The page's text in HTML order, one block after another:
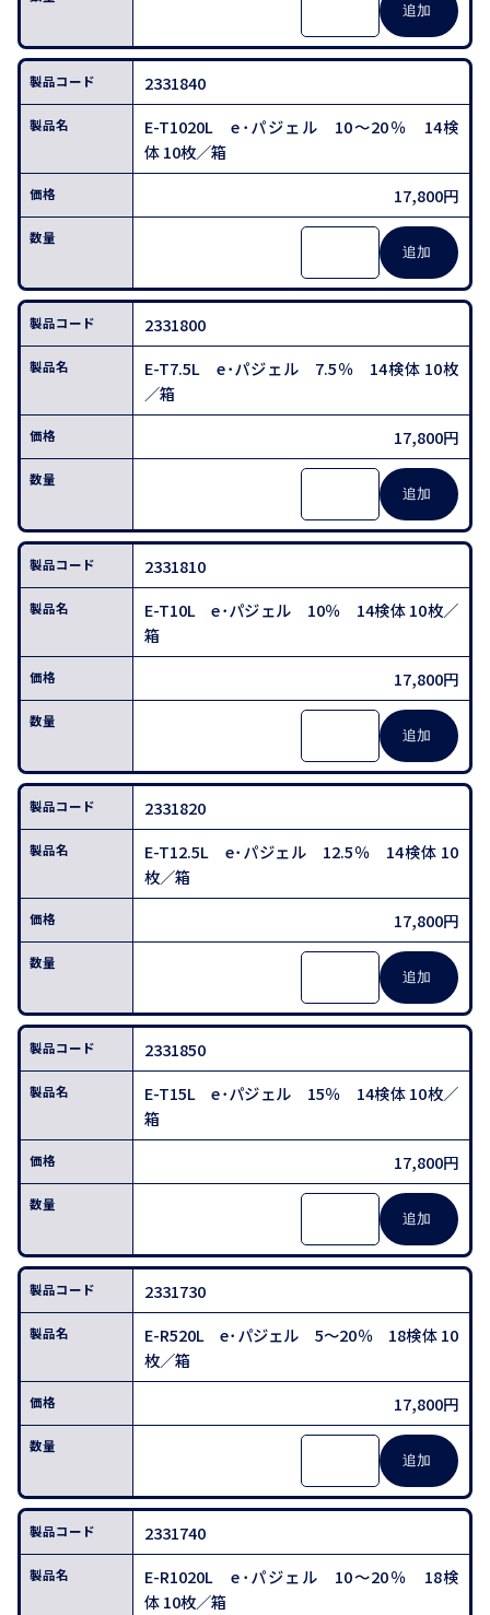
2331840
E-T1020L e･パジェル 10～20％ 14検
体 10枚／箱
17,800円
2331800
E-T7.5L e･パジェル 7.5％ 14検体 10枚
／箱
17,800円
2331810
E-T10L e･パジェル 10％ 14検体 10枚／
箱
17,800円
2331820
E-T12.5L e･パジェル 12.5％ 14検体 10
枚／箱
17,800円
2331850
E-T15L e･パジェル 15％ 14検体 10枚／
箱
17,800円
2331730
E-R520L e･パジェル 5～20％ 18検体 10
枚／箱
17,800円
2331740
E-R1020L e･パジェル 10～20％ 18検
体 10枚／箱